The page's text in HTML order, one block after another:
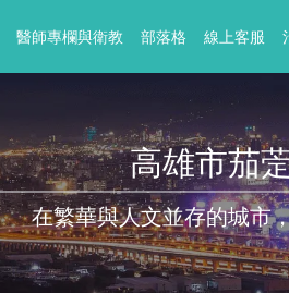
醫師專欄與衛教 部落格 線上客服
高雄市茄
在繁華與人文並存的城市